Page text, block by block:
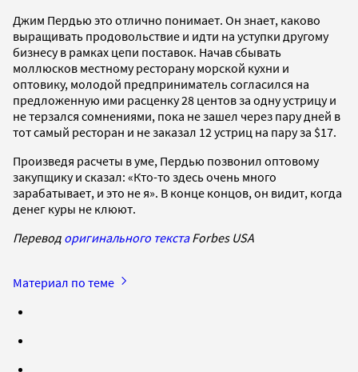
Джим Пердью это отлично понимает. Он знает, каково
выращивать продовольствие и идти на уступки другому
бизнесу в рамках цепи поставок. Начав сбывать
моллюсков местному ресторану морской кухни и
оптовику, молодой предприниматель согласился на
предложенную ими расценку 28 центов за одну устрицу и
не терзался сомнениями, пока не зашел через пару дней в
тот самый ресторан и не заказал 12 устриц на пару за $17.
Произведя расчеты в уме, Пердью позвонил оптовому
закупщику и сказал: «Кто-то здесь очень много
зарабатывает, и это не я». В конце концов, он видит, когда
денег куры не клюют.
Перевод оригинального текстаForbes USA
Материал по теме